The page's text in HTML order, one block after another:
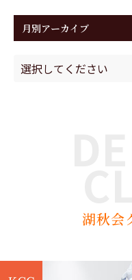
月別アーカイブ
湖秋会